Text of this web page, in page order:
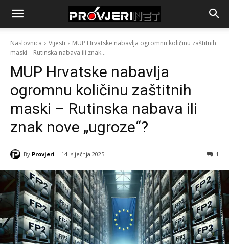
Naslovnica Vijesti
MUP Hrvatske nabavlja ogromnu količinu zaštitnih
maski – Rutinska nabava ili znak...
MUP Hrvatske nabavlja
ogromnu količinu zaštitnih
maski – Rutinska nabava ili
znak nove „ugroze“?
By Provjeri 14. siječnja 2025. 1